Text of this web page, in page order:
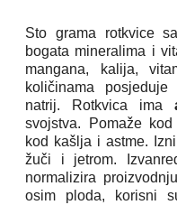
Sto grama rotkvice
bogata mineralima i
mangana, kalija,
količinama
natrij. Rotkvica ima
svojstva. Pomaže
kod kašlja i astme.
žuči i jetrom.
normalizira
osim ploda, korisni